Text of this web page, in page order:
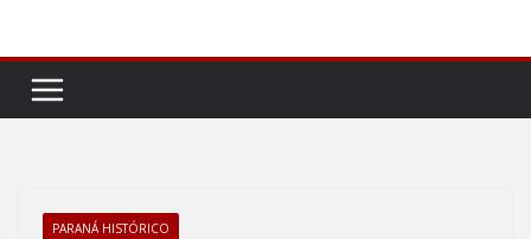
conteúdo
PARANÁ HISTÓRICO